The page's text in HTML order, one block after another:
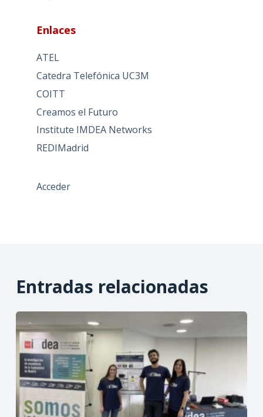
Enlaces
ATEL
Catedra Telefónica UC3M
COITT
Creamos el Futuro
Institute IMDEA Networks
REDIMadrid
Acceder
Entradas relacionadas